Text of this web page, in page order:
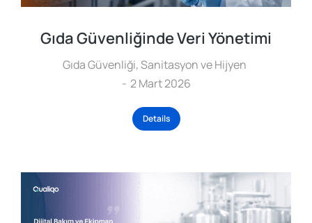
Gıda Güvenliğinde Veri Yönetimi
Gıda Güvenliği,Sanitasyon ve Hijyen
2 Mart 2026
Details